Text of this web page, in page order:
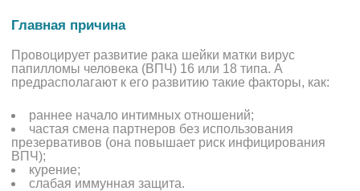
Главная причина
Провоцирует развитие рака шейки матки вирус
папилломы человека (ВПЧ) 16 или 18 типа. А
предрасполагают к его развитию такие факторы, как:
раннее начало интимных отношений;
частая смена партнеров без использования
презервативов (она повышает риск инфицирования
ВПЧ);
курение;
слабая иммунная защита.